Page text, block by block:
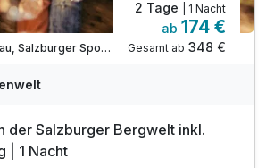
Altenmarkt im Pongau, Salzburger Sportwelt
2 Tage | 1 Nacht
ab 174 €
Gesamt ab 348 €
der Salzburger Bergwelt inkl.
| 1 Nacht